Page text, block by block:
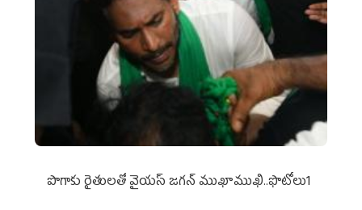
పొగాకు రైతుల‌తో వైయ‌స్ జ‌గ‌న్ ముఖాముఖి..ఫొటోలు1